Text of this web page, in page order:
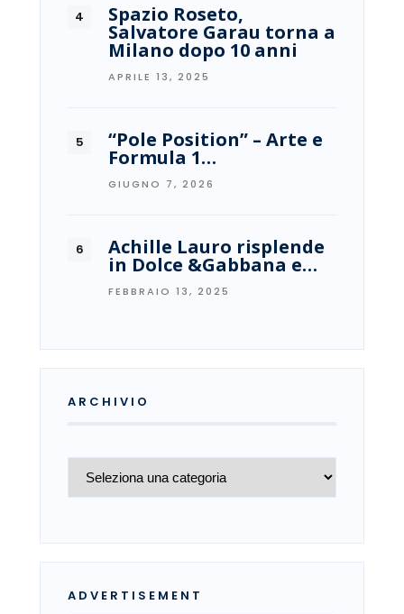
Spazio Roseto,
Salvatore Garau torna a
Milano dopo 10 anni
APRILE 13, 2025
“Pole Position” – Arte e
Formula 1…
GIUGNO 7, 2026
Achille Lauro risplende
in Dolce &Gabbana e…
FEBBRAIO 13, 2025
ARCHIVIO
Archivio
ADVERTISEMENT